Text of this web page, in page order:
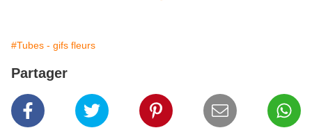
#Tubes - gifs fleurs
Partager